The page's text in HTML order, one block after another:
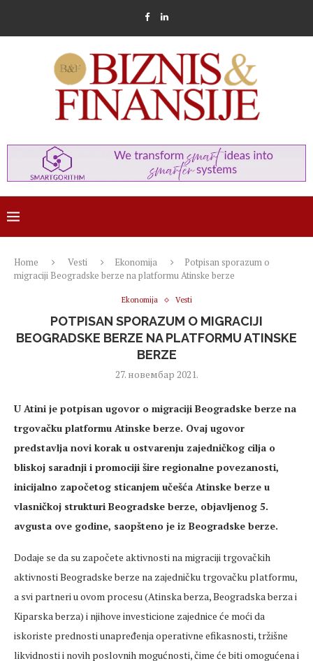
Home Vesti Ekonomija
Potpisan sporazum o
migraciji Beogradske berze na platformu Atinske berze
Ekonomija Vesti
POTPISAN SPORAZUM O MIGRACIJI
BEOGRADSKE BERZE NA PLATFORMU ATINSKE
BERZE
27. новембар 2021.
U Atini je potpisan ugovor o migraciji Beogradske berze na
trgovačku platformu Atinske berze. Ovaj ugovor
predstavlja novi korak u ostvarenju zajedničkog cilja o
bliskoj saradnji i promociji šire regionalne povezanosti,
inicijalno započetog sticanjem učešća Atinske berze u
vlasničkoj strukturi Beogradske berze, objavljenog 5.
avgusta ove godine, saopšteno je iz Beogradske berze.
Dodaje se da su započete aktivnosti na migraciji trgovačkih
aktivnosti Beogradske berze na zajedničku trgovačku platformu,
a svi partneri u ovom procesu (Atinska berza, Beogradska berza i
Kiparska berza) i njihove investicione zajednice će moći da
iskoriste prednosti unapređenja operativne efikasnosti, tržišne
likvidnosti i novih poslovnih mogućnosti, čime će biti omogućena i